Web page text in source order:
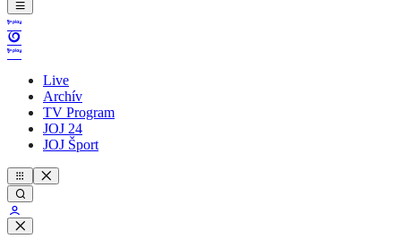
Live
Archív
TV Program
JOJ 24
JOJ Šport